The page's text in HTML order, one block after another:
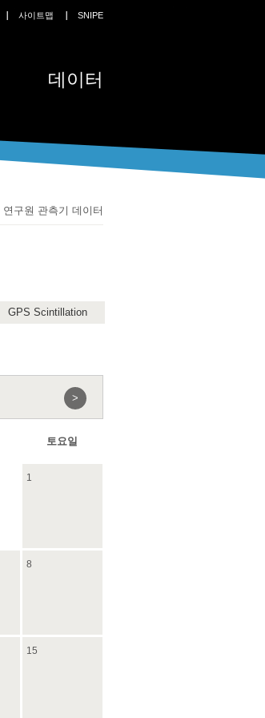
사이트맵 SNIPE
데이터
연구원 관측기 데이터
GPS Scintillation
>
토요일
1
8
15